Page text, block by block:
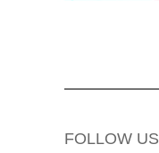
FOLLOW US